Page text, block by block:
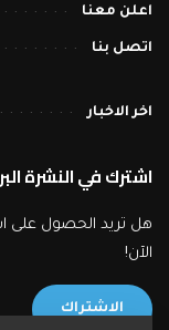
اعلن معنا
اتصل بنا
اخر الاخبار
اشترك في النشرة
هل تريد الحصول على
الآن!
الاشتراك